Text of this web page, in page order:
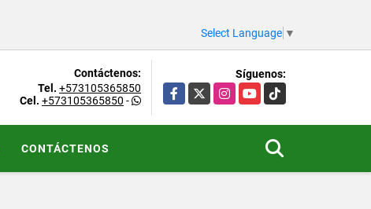
Select Language ▼
Contáctenos:
Tel. +573105365850
Cel. +573105365850 -
Síguenos:
Facebook
X InstagramYouTubeTikTok
CONTÁCTENOS